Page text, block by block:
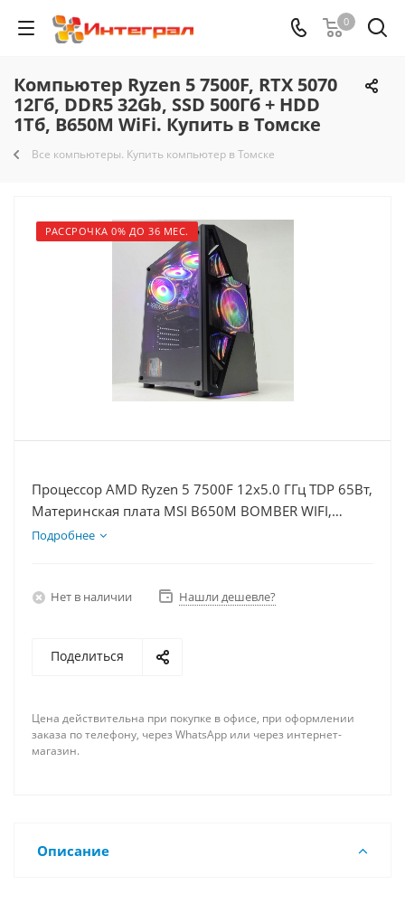
0
Компьютер Ryzen 5 7500F, RTX 5070
12Гб, DDR5 32Gb, SSD 500Гб + HDD
1Тб, B650M WiFi. Купить в Томске
Все компьютеры. Купить компьютер в Томске
РАССРОЧКА 0% ДО 36 МЕС.
Процессор AMD Ryzen 5 7500F 12x5.0 ГГц TDP 65Вт,
Материнская плата MSI B650M BOMBER WIFI,
Видеокарта RTX 5070 12Гб, Память DDR5 32Gb,
Подробнее
Нет в наличии Нашли дешевле?
Поделиться
Цена действительна при покупке в офисе, при оформлении
заказа по телефону, через WhatsApp или через интернет-
магазин.
Описание